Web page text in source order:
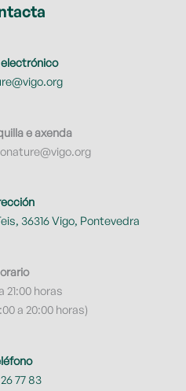
e axenda
36316 Vigo, Pontevedra
21:00 horas
a 20:00 horas)
77 83